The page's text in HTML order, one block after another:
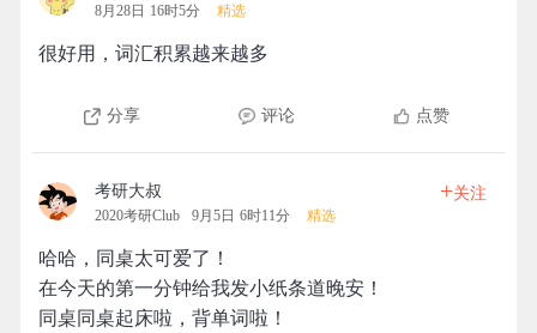
8月28日 16时5分 精选
很好用，词汇积累越来越多
分享 评论 点赞
考研大叔
2020考研Club 9月5日 6时11分 精选
+关注
哈哈，同桌太可爱了！
在今天的第一分钟给我发小纸条道晚安！
同桌同桌起床啦，背单词啦！